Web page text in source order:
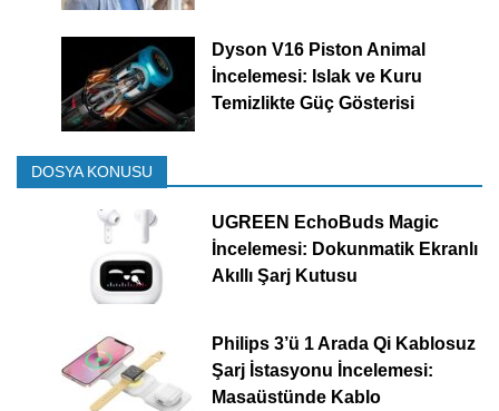
Dyson V16 Piston Animal
İncelemesi: Islak ve Kuru
Temizlikte Güç Gösterisi
DOSYA KONUSU
UGREEN EchoBuds Magic
İncelemesi: Dokunmatik Ekranlı
Akıllı Şarj Kutusu
Philips 3’ü 1 Arada Qi Kablosuz
Şarj İstasyonu İncelemesi:
Masaüstünde Kablo